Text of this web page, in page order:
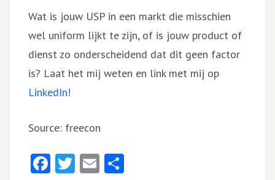
Wat is jouw USP in een markt die misschien
wel uniform lijkt te zijn, of is jouw product of
dienst zo onderscheidend dat dit geen factor
is? Laat het mij weten en link met mij op
LinkedIn!
Source: freecon
Facebook
Twitter
Email